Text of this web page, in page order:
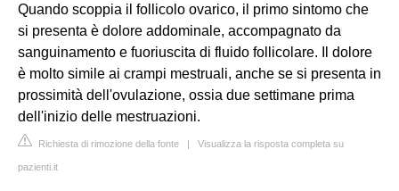
Quando scoppia il follicolo ovarico, il primo sintomo che
si presenta è dolore addominale, accompagnato da
sanguinamento e fuoriuscita di fluido follicolare. Il dolore
è molto simile ai crampi mestruali, anche se si presenta in
prossimità dell'ovulazione, ossia due settimane prima
dell'inizio delle mestruazioni.
Richiesta di rimozione della fonte | Visualizza la risposta completa su
pazienti.it